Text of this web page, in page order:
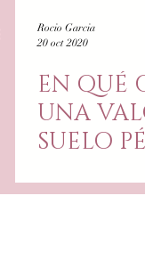
Rocio Garcia
20 oct 2020
EN QUÉ
UNA
SUELO